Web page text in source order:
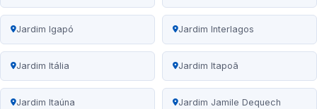
Jardim Igapó Jardim Interlagos
Jardim Itália Jardim Itapoã
Jardim Itaúna Jardim Jamile Dequech